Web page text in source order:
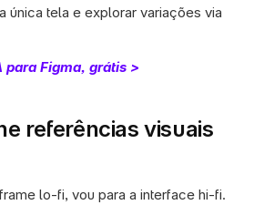
única tela e explorar variações via
para Figma, grátis >
referências visuais
lo-fi, vou para a interface hi-fi.